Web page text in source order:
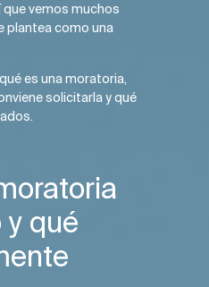
vemos muchos
plantea como una
es una moratoria,
solicitarla y qué
qué